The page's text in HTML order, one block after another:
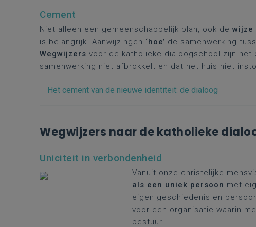
Cement
Niet alleen een gemeenschappelijk plan, ook de wijze
is belangrijk. Aanwijzingen ‘hoe’ de samenwerking
Wegwijzers voor de katholieke dialoogschool zijn
samenwerking niet afbrokkelt en dat het huis niet
Het cement van de nieuwe identiteit: de dialoog
Wegwijzers naar de katholieke
Uniciteit in verbondenheid
Vanuit onze christelijke
als een uniek persoon met
eigen geschiedenis en
voor een organisatie waarin
bestuur.